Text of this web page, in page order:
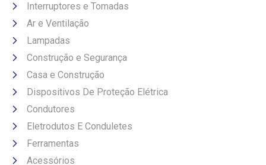
Interruptores e Tomadas
Ar e Ventilação
Lampadas
Construção e Segurança
Casa e Construção
Dispositivos De Proteção Elétrica
Condutores
Eletrodutos E Conduletes
Ferramentas
Acessórios